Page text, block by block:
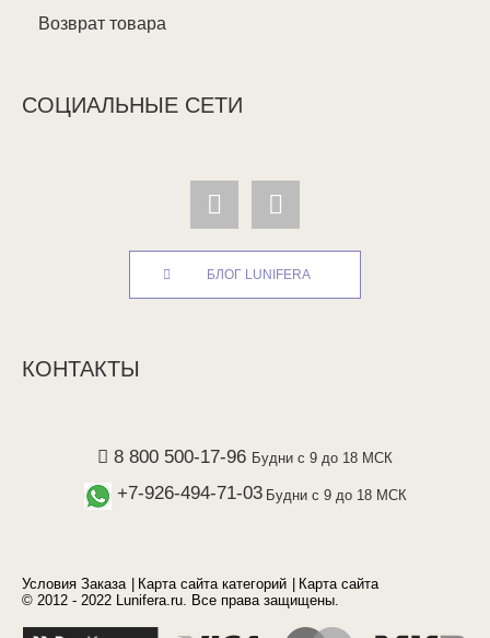
Возврат товара
СОЦИАЛЬНЫЕ СЕТИ
БЛОГ LUNIFERA
КОНТАКТЫ
8 800 500-17-96 Будни с 9 до 18 МСК
+7-926-494-71-03 Будни с 9 до 18 МСК
Условия Заказа Карта сайта категорий
Карта сайта
© 2012 - 2022 Lunifera.ru. Все права защищены.